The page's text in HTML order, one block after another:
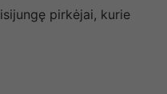
pirkėjai, kurie